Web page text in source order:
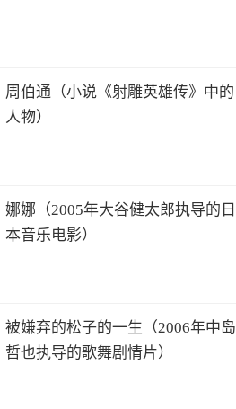
周伯通（小说《射雕英雄传》中的
人物）
娜娜（2005年大谷健太郎执导的日
本音乐电影）
被嫌弃的松子的一生（2006年中岛
哲也执导的歌舞剧情片）